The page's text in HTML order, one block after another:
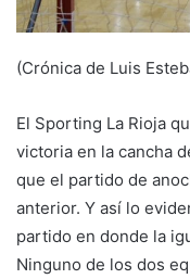
(Crónica de Luis
El Sporting La Rioja
victoria en la cancha
que el partido de
anterior. Y así lo
partido en donde la
Ninguno de los dos